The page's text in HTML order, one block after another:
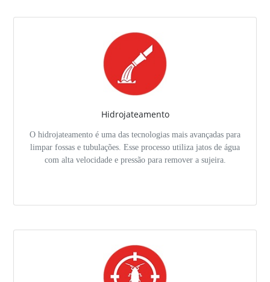
Hidrojateamento
O hidrojateamento é uma das tecnologias mais avançadas para
limpar fossas e tubulações. Esse processo utiliza jatos de água
com alta velocidade e pressão para remover a sujeira.